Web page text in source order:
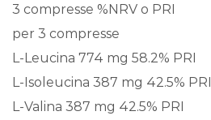
3 compresse %NRV o PRI
per 3 compresse
L-Leucina 774 mg 58.2% PRI
L-Isoleucina 387 mg 42.5% PRI
L-Valina 387 mg 42.5% PRI